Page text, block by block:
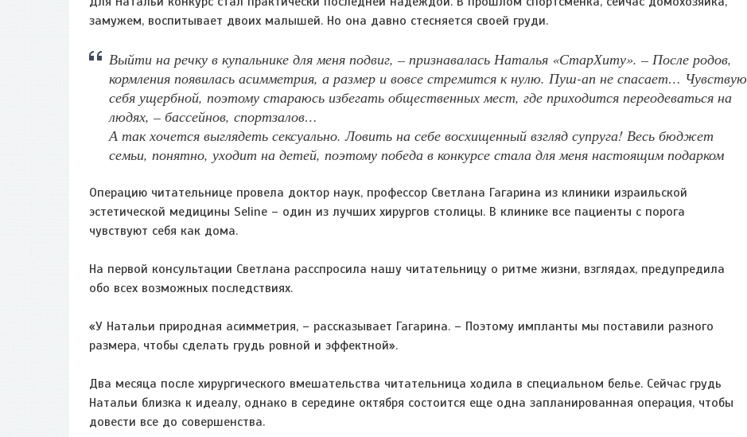
замужем, воспитывает двоих малышей. Но она давно стесняется своей груди.
Выйти на речку в купальнике для меня подвиг, – признавалась Наталья «СтарХиту». – После родов,
кормления появилась асимметрия, а размер и вовсе стремится к нулю. Пуш-ап не спасает… Чувствую
себя ущербной, поэтому стараюсь избегать общественных мест, где приходится переодеваться на
людях, – бассейнов, спортзалов…
А так хочется выглядеть сексуально. Ловить на себе восхищенный взгляд супруга! Весь бюджет
семьи, понятно, уходит на детей, поэтому победа в конкурсе стала для меня настоящим подарком
Операцию читательнице провела доктор наук, профессор Светлана Гагарина из клиники израильской
эстетической медицины Seline – один из лучших хирургов столицы. В клинике все пациенты с порога
чувствуют себя как дома.
На первой консультации Светлана расспросила нашу читательницу о ритме жизни, взглядах, предупредила
обо всех возможных последствиях.
«У Натальи природная асимметрия, – рассказывает Гагарина. – Поэтому импланты мы поставили разного
размера, чтобы сделать грудь ровной и эффектной».
Два месяца после хирургического вмешательства читательница ходила в специальном белье. Сейчас грудь
Натальи близка к идеалу, однако в середине октября состоится еще одна запланированная операция, чтобы
довести все до совершенства.